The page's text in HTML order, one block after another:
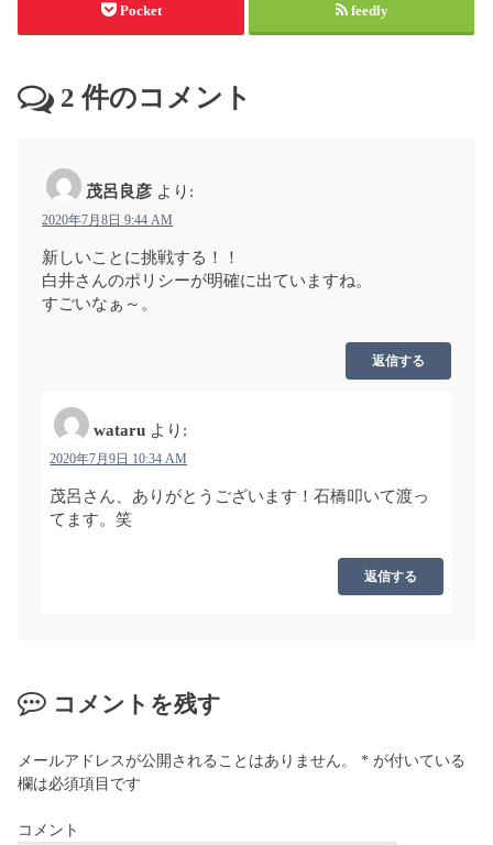
Pocket feedly
2 件のコメント
茂呂良彦 より:
2020年7月8日 9:44 AM
新しいことに挑戦する！！
白井さんのポリシーが明確に出ていますね。
すごいなぁ～。
返信する
wataru より:
2020年7月9日 10:34 AM
茂呂さん、ありがとうございます！石橋叩いて渡っ
てます。笑
返信する
コメントを残す
メールアドレスが公開されることはありません。 * が付いている
欄は必須項目です
コメント